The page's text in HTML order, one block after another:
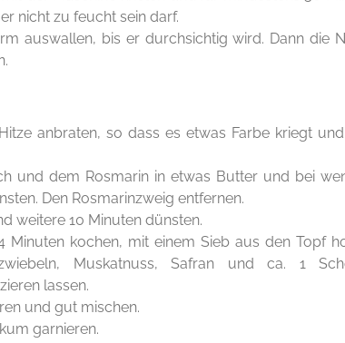
nicht zu feucht sein darf.
auswallen, bis er durchsichtig wird. Dann die
anbraten, so dass es etwas Farbe kriegt
und dem Rosmarin in etwas Butter und bei
Den Rosmarinzweig entfernen.
weitere 10 Minuten dünsten.
Minuten kochen, mit einem Sieb aus den Topf
Muskatnuss, Safran und ca. 1
lassen.
und gut mischen.
garnieren.